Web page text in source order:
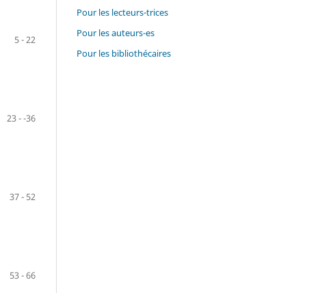
5 - 22
23 - -36
37 - 52
53 - 66
Pour les lecteurs-trices
Pour les auteurs-es
Pour les bibliothécaires